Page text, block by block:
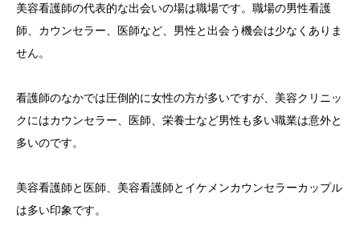
美容看護師の代表的な出会いの場は職場です。職場の男性看護
師、カウンセラー、医師など、男性と出会う機会は少なくありま
せん。
看護師のなかでは圧倒的に女性の方が多いですが、美容クリニッ
クにはカウンセラー、医師、栄養士など男性も多い職業は意外と
多いのです。
美容看護師と医師、美容看護師とイケメンカウンセラーカップル
は多い印象です。